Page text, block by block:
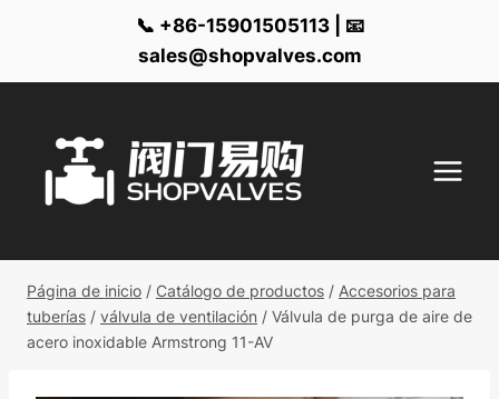
📞 +86-15901505113 | 📧
sales@shopvalves.com
contenido
Página de inicio / Catálogo de productos / Accesorios para
tuberías / válvula de ventilación / Válvula de purga de aire de
acero inoxidable Armstrong 11-AV